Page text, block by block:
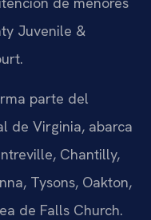
Juvenile &
parte del
de Virginia, abarca
Chantilly,
Tysons, Oakton,
de Falls Church.